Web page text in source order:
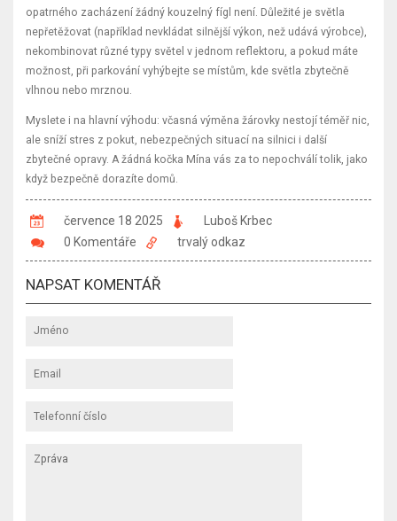
opatrného zacházení žádný kouzelný fígl není. Důležité je světla
nepřetěžovat (například nevkládat silnější výkon, než udává výrobce),
nekombinovat různé typy světel v jednom reflektoru, a pokud máte
možnost, při parkování vyhýbejte se místům, kde světla zbytečně
vlhnou nebo mrznou.
Myslete i na hlavní výhodu: včasná výměna žárovky nestojí téměř nic,
ale sníží stres z pokut, nebezpečných situací na silnici i další
zbytečné opravy. A žádná kočka Mína vás za to nepochválí tolik, jako
když bezpečně dorazíte domů.
července 18 2025
Luboš Krbec
0 Komentáře
trvalý odkaz
NAPSAT KOMENTÁŘ